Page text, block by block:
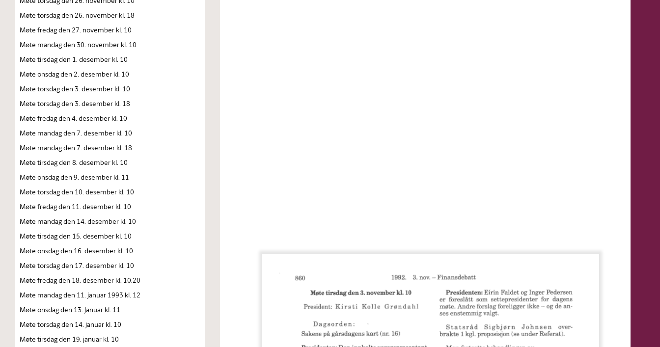
Møte torsdag den 26. november kl. 18
Møte fredag den 27. november kl. 10
Møte mandag den 30. november kl. 10
Møte tirsdag den 1. desember kl. 10
Møte onsdag den 2. desember kl. 10
Møte torsdag den 3. desember kl. 10
Møte torsdag den 3. desember kl. 18
Møte fredag den 4. desember kl. 10
Møte mandag den 7. desember kl. 10
Møte mandag den 7. desember kl. 18
Møte tirsdag den 8. desember kl. 10
Møte onsdag den 9. desember kl. 11
Møte torsdag den 10. desember kl. 10
Møte fredag den 11. desember kl. 10
Møte mandag den 14. desember kl. 10
Møte tirsdag den 15. desember kl. 10
Møte onsdag den 16. desember kl. 10
Møte torsdag den 17. desember kl. 10
Møte fredag den 18. desember kl. 10.20
Møte mandag den 11. januar 1993 kl. 12
Møte onsdag den 13. januar kl. 11
Møte torsdag den 14. januar kl. 10
Møte tirsdag den 19. januar kl. 10